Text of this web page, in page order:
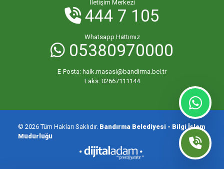
PAŞABAYIR MAHALLESİ
PAŞAKENT MAHALLESİ
PAŞAKONAK MAHALLESİ
SUNULLAH MAHALLESİ
İletişim Merkezi
444 7 105
Whatsapp Hattımız
05380970000
E-Posta: halk.masasi@bandirma.bel.tr
Faks: 02667111144
© 2026 Tüm Hakları Saklıdır. Bandırma Belediyesi - Bilgi İşlem
Müdürlüğü